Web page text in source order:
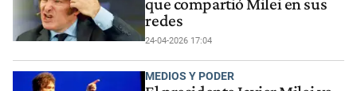
que compartió Milei en sus
redes
24-04-2026 17:04
MEDIOS Y PODER